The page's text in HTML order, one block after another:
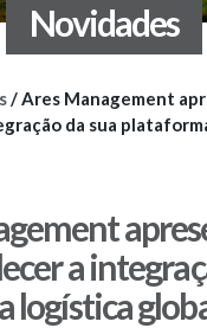
Novidades
/Ares Management
da sua
a
logística